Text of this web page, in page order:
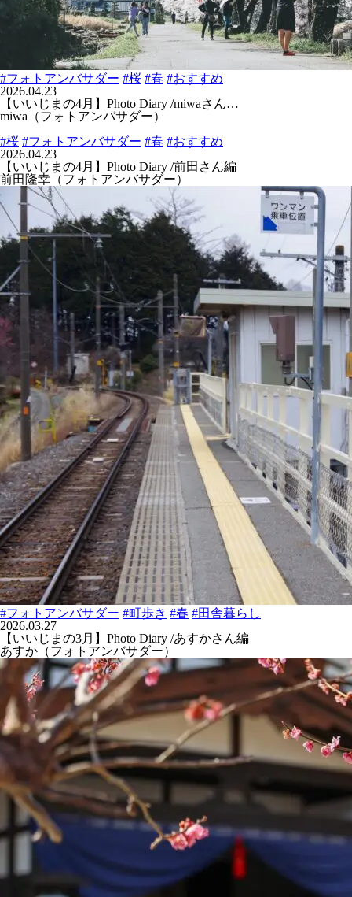
#フォトアンバサダー #桜 #春 #おすすめ
2026.04.23
【いいじまの4月】Photo Diary /miwaさん…
miwa（フォトアンバサダー）
#桜 #フォトアンバサダー #春 #おすすめ
2026.04.23
【いいじまの4月】Photo Diary /前田さん編
前田隆幸（フォトアンバサダー）
#フォトアンバサダー #町歩き #春 #田舎暮らし
2026.03.27
【いいじまの3月】Photo Diary /あすかさん編
あすか（フォトアンバサダー）